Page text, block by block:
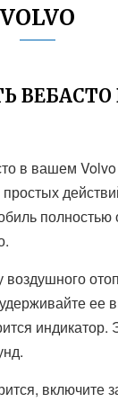
VOLVO
ВЕБАСТО
в вашем
полностью
воздушного
ее
индикатор.
включите